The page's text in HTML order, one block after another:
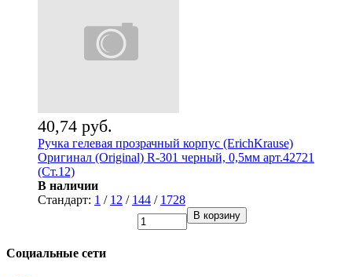
40,74 руб.
Ручка гелевая прозрачный корпус (ErichKrause)
Оригинал (Original) R-301 черный, 0,5мм арт.42721
(Ст.12)
В наличии
Стандарт: 1 / 12 / 144 / 1728
В корзину
Социальные сети